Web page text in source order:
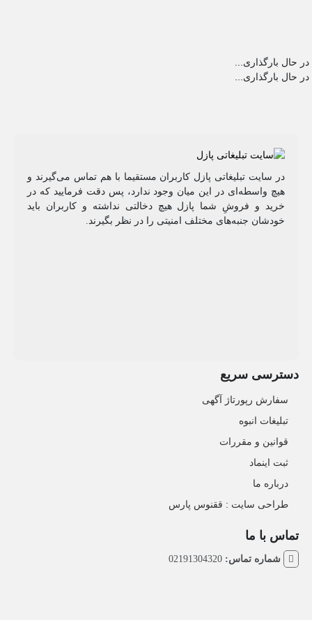
در حال بارگذاری...
در حال بارگذاری...
در سایت تبلیغاتی پازل کاربران مستقیما با هم تماس می‌گیرند و
هیچ واسطه‌ای در این میان وجود ندارد، پس دقت فرمایید که در
خرید و فروشِ شما پازل هیچ دخالتی نداشته و کاربران باید
خودشان جنبه‌های مختلف امنیتی را در نظر بگیرند.
دسترسی سریع
سفارش رپورتاژ آگهی
تبلیغات انبوه
قوانین و مقررات
ثبت اینماد
درباره ما
طراحی سایت : ققنوس پارس
تماس با ما
شماره تماس:02191304320